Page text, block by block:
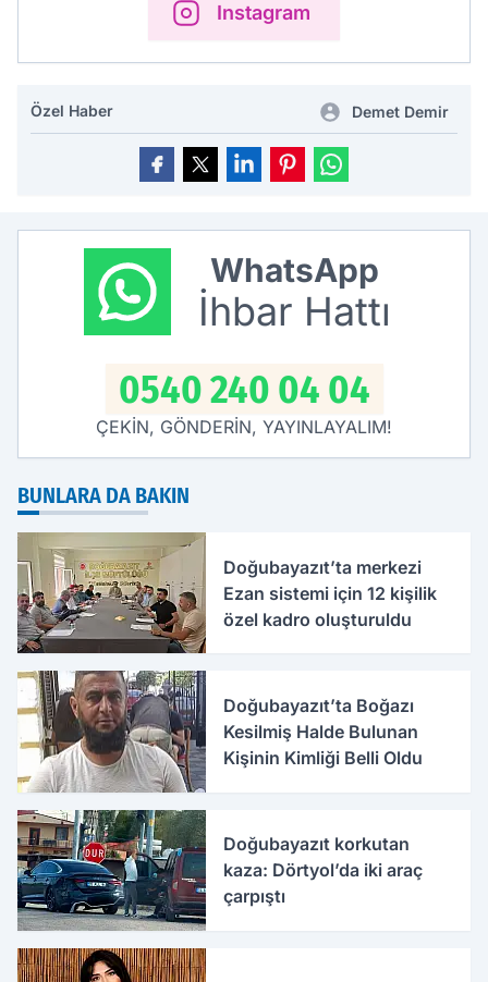
Instagram
Özel Haber Demet Demir
WhatsApp
İhbar Hattı
0540 240 04 04
ÇEKİN, GÖNDERİN, YAYINLAYALIM!
BUNLARA DA BAKIN
Doğubayazıt’ta merkezi
Ezan sistemi için 12 kişilik
özel kadro oluşturuldu
Doğubayazıt’ta Boğazı
Kesilmiş Halde Bulunan
Kişinin Kimliği Belli Oldu
Doğubayazıt korkutan
kaza: Dörtyol’da iki araç
çarpıştı